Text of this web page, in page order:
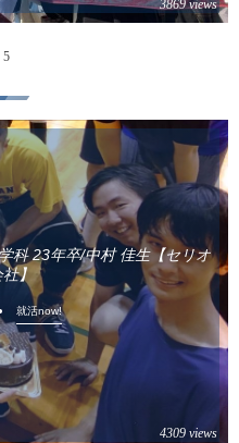
3869 views
5
科 23年卒/中村 佳生【セリオ
】
就活now!
4309 views